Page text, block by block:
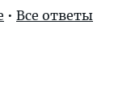
• Все ответы